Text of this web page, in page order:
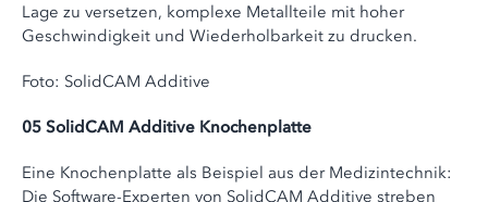
Lage zu versetzen, komplexe Metallteile mit hoher
Geschwindigkeit und Wiederholbarkeit zu drucken.
Foto: SolidCAM Additive
05 SolidCAM Additive Knochenplatte
Eine Knochenplatte als Beispiel aus der Medizintechnik:
Die Software-Experten von SolidCAM Additive streben